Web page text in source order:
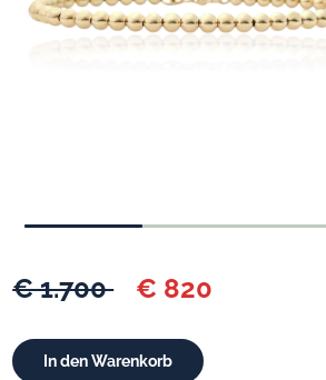
€ 1.700 € 820